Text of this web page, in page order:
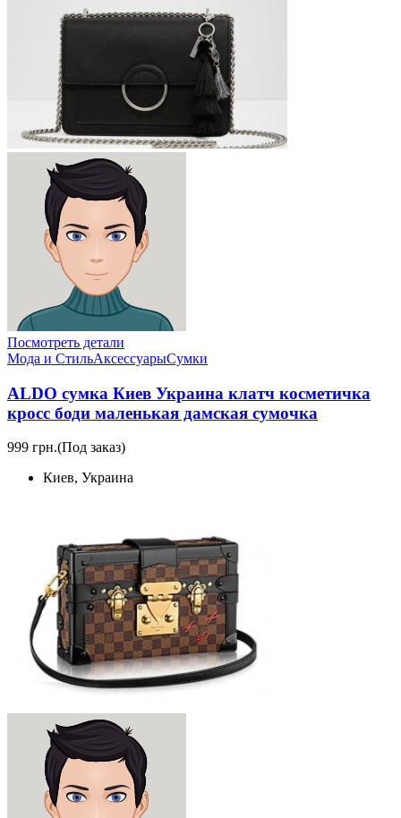
Посмотреть детали
Мода и СтильАксессуарыСумки
ALDO сумка Киев Украина клатч коcметичка
кросс боди маленькая дамская сумочка
999 грн.(Под заказ)
Киев, Украина